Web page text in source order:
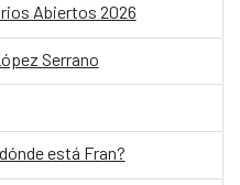
Abiertos 2026
Serrano
está Fran?